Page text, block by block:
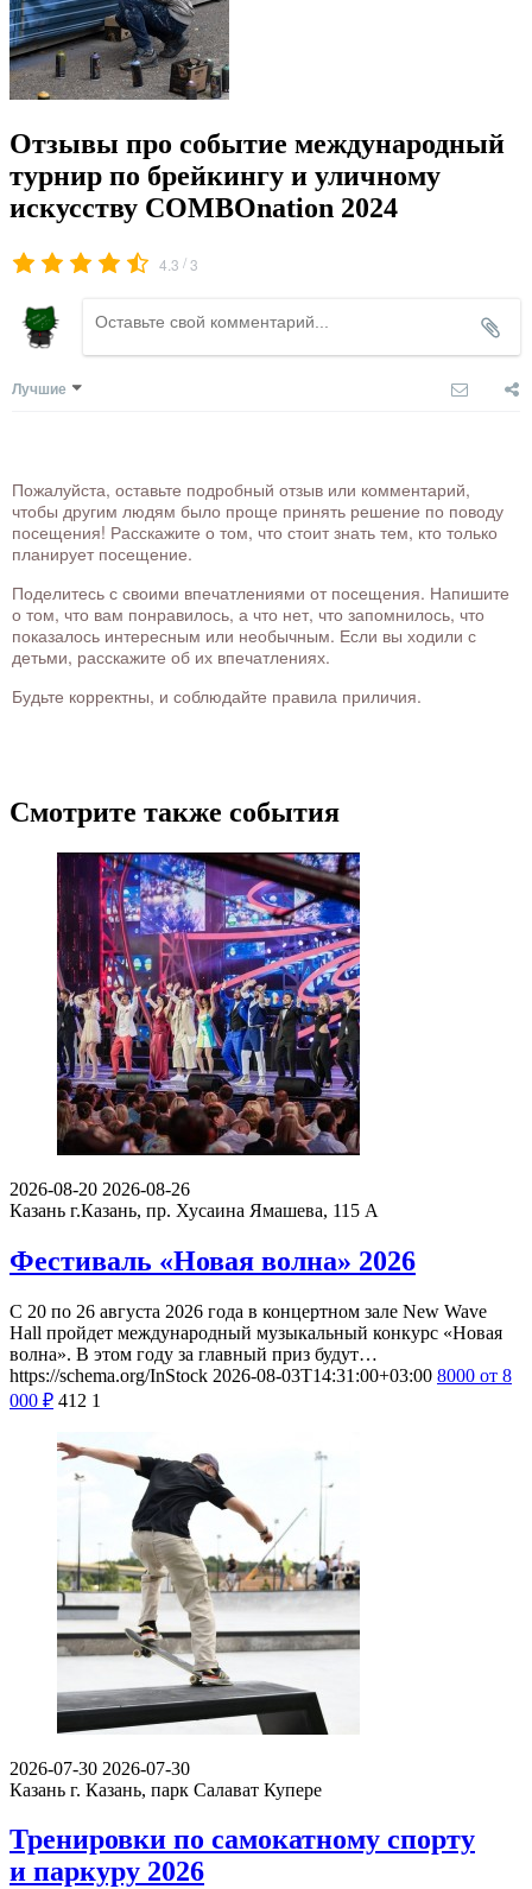
Отзывы про событие международный
турнир по брейкингу и уличному
искусству COMBOnation 2024
4.3 /3
Лучшие
Пожалуйста, оставьте подробный отзыв или комментарий,
чтобы другим людям было проще принять решение по поводу
посещения! Расскажите о том, что стоит знать тем, кто только
планирует посещение.
Поделитесь с своими впечатлениями от посещения. Напишите
о том, что вам понравилось, а что нет, что запомнилось, что
показалось интересным или необычным. Если вы ходили с
детьми, расскажите об их впечатлениях.
Будьте корректны, и соблюдайте правила приличия.
Смотрите также события
2026-08-20 2026-08-26
Казань г.Казань, пр. Хусаина Ямашева, 115 A
Фестиваль «Новая волна» 2026
С 20 по 26 августа 2026 года в концертном зале New Wave
Hall пройдет международный музыкальный конкурс «Новая
волна». В этом году за главный приз будут…
https://schema.org/InStock 2026-08-03T14:31:00+03:00 8000 от 8
000 ₽ 412 1
2026-07-30 2026-07-30
Казань г. Казань, парк Салават Купере
Тренировки по самокатному спорту
и паркуру 2026